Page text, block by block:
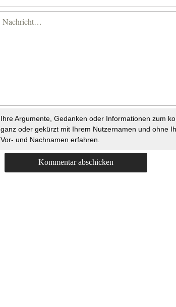
Ihre Argumente, Gedanken oder Informationen zum
ganz oder gekürzt mit Ihrem Nutzernamen und ohne
Vor- und Nachnamen erfahren.